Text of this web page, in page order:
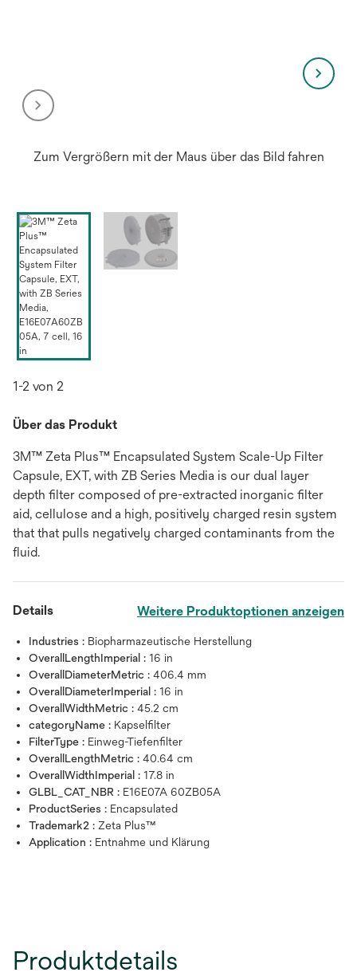
Zum Vergrößern mit der Maus über das Bild fahren
1-2 von 2
Über das Produkt
3M™ Zeta Plus™ Encapsulated System Scale-Up Filter
Capsule, EXT, with ZB Series Media is our dual layer
depth filter composed of pre-extracted inorganic filter
aid, cellulose and a high, positively charged resin system
that that pulls negatively charged contaminants from the
fluid.
Details Weitere Produktoptionen anzeigen
Industries : Biopharmazeutische Herstellung
OverallLengthImperial : 16 in
OverallDiameterMetric : 406.4 mm
OverallDiameterImperial : 16 in
OverallWidthMetric : 45.2 cm
categoryName : Kapselfilter
FilterType : Einweg-Tiefenfilter
OverallLengthMetric : 40.64 cm
OverallWidthImperial : 17.8 in
GLBL_CAT_NBR : E16E07A 60ZB05A
ProductSeries : Encapsulated
Trademark2 : Zeta Plus™
Application : Entnahme und Klärung
Produktdetails